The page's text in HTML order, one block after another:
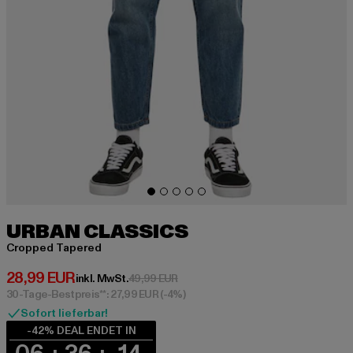
URBAN CLASSICS
Cropped Tapered
28,99 EUR
Derzeitiger Preis: 28,99 EUR
inkl. MwSt.49,99 EURAktionspreis: 49,99 EUR
30-Tage-Bestpreis**: 27,99 EUR(-4%)
Sofort lieferbar!
-42% DEAL ENDET IN